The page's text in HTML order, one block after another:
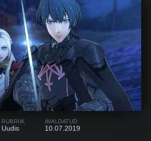
RUBRIIK
Uudis
AVALDATUD
10.07.2019